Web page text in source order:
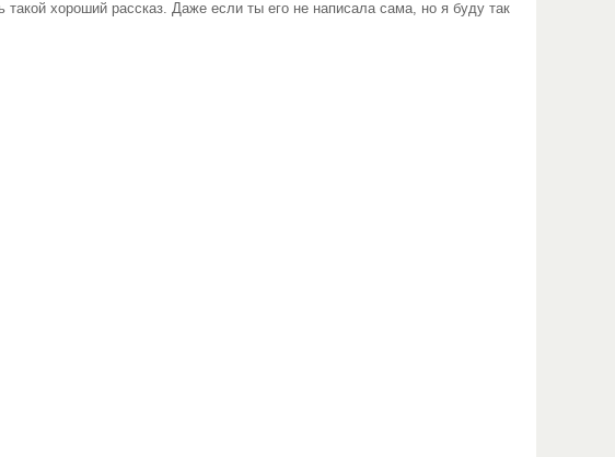
хороший рассказ. Даже если ты его не написала сама, но я буду так